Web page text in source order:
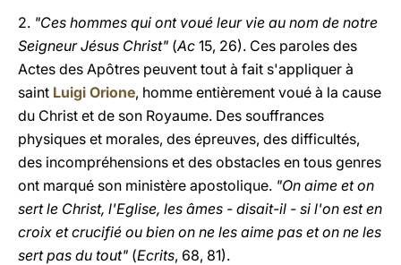
2. "Ces hommes qui ont voué leur vie au nom de notre
Seigneur Jésus Christ" (Ac 15, 26). Ces paroles des
Actes des Apôtres peuvent tout à fait s'appliquer à
saint Luigi Orione, homme entièrement voué à la cause
du Christ et de son Royaume. Des souffrances
physiques et morales, des épreuves, des difficultés,
des incompréhensions et des obstacles en tous genres
ont marqué son ministère apostolique. "On aime et on
sert le Christ, l'Eglise, les âmes - disait-il - si l'on est en
croix et crucifié ou bien on ne les aime pas et on ne les
sert pas du tout" (Ecrits, 68, 81).